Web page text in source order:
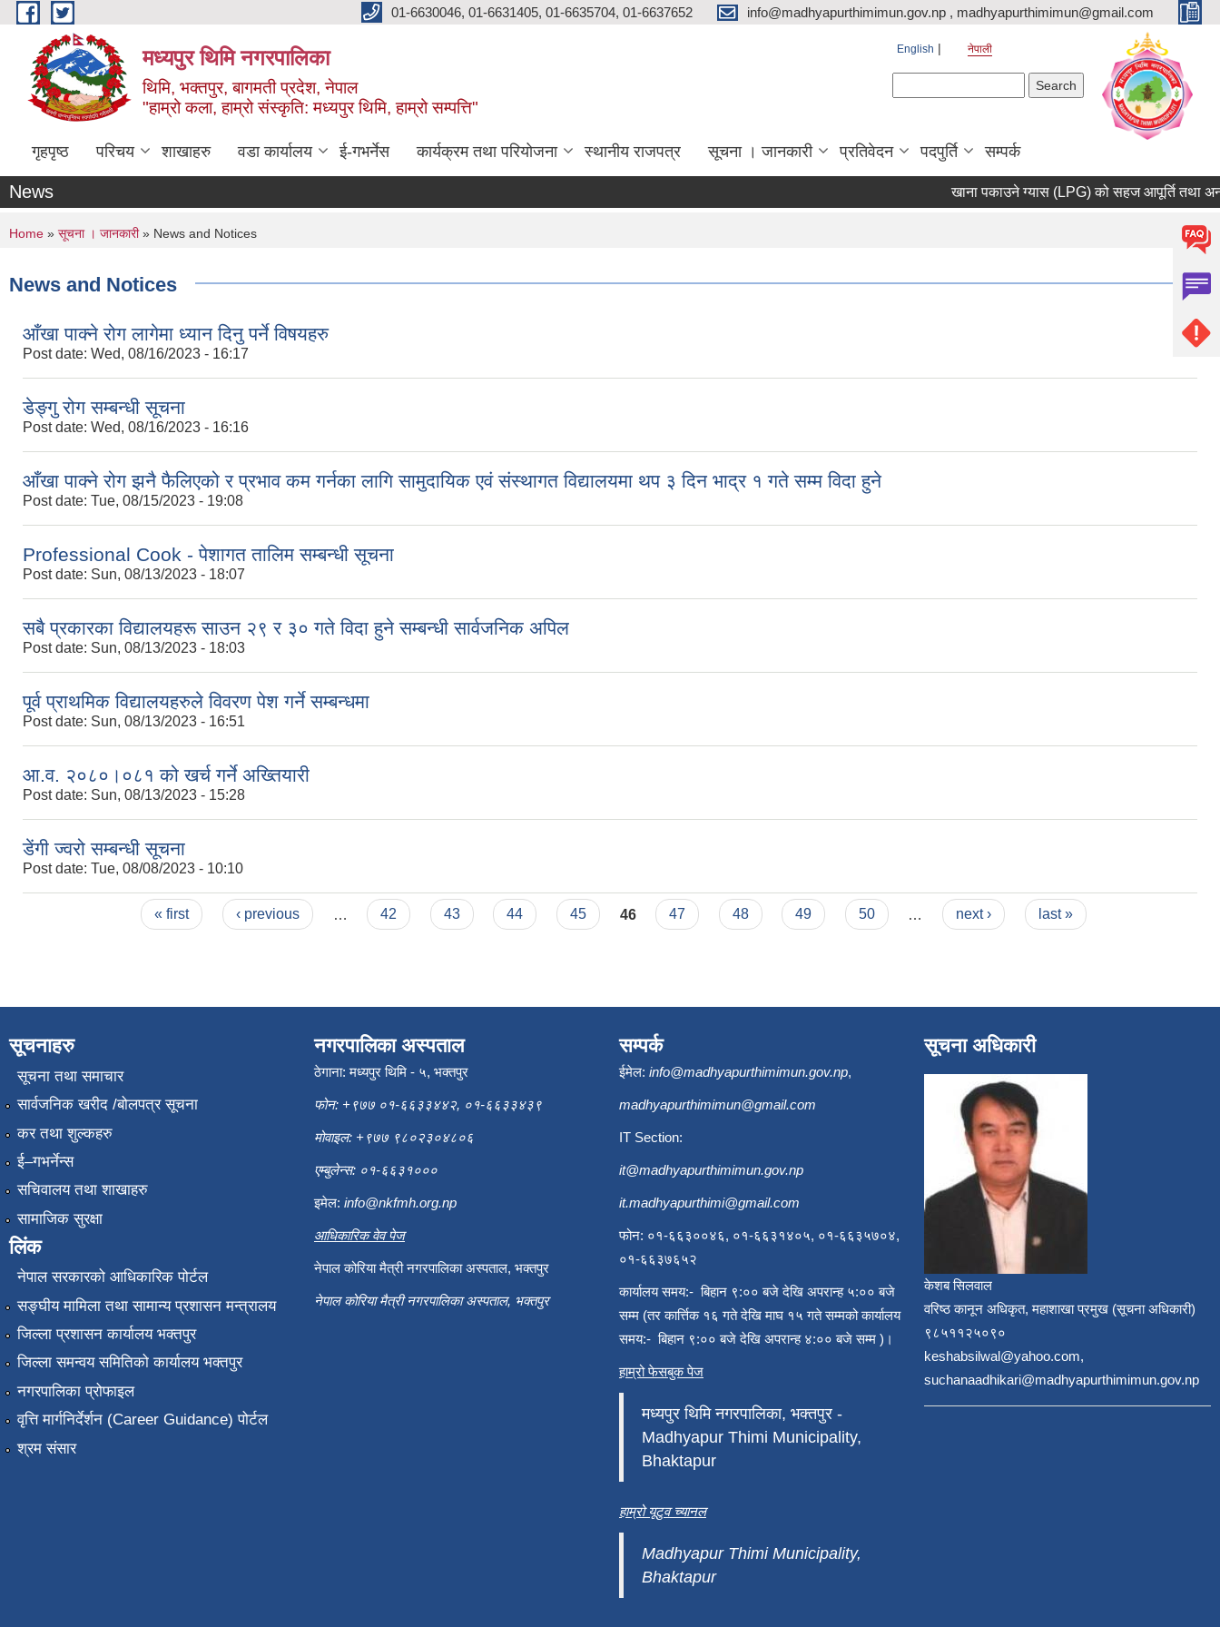
Skip to main content 01-6630046, 01-6631405, 01-6635704, 01-6637652 info@madhyapurthimimun.gov.np , madhyapurthimimun@gmail.com
मध्यपुर थिमि नगरपालिका
थिमि, भक्तपुर, बागमती प्रदेश, नेपाल
"हाम्रो कला, हाम्रो संस्कृति: मध्यपुर थिमि, हाम्रो सम्पत्ति"
English नेपाली
गृहपृष्ठ परिचय शाखाहरु वडा कार्यालय ई-गभर्नेस कार्यक्रम तथा परियोजना स्थानीय राजपत्र सूचना । जानकारी प्रतिवेदन पदपुर्ति सम्पर्क
News खाना पकाउने ग्यास (LPG) को सहज आपूर्ति तथा
You are here
Home » सूचना । जानकारी» News and Notices
News and Notices
आँखा पाक्ने रोग लागेमा ध्यान दिनु पर्ने विषयहरु
Post date: Wed, 08/16/2023 - 16:17
डेङ्गु रोग सम्बन्धी सूचना
Post date: Wed, 08/16/2023 - 16:16
आँखा पाक्ने रोग झनै फैलिएको र प्रभाव कम गर्नका लागि सामुदायिक एवं संस्थागत विद्यालयमा थप ३ दिन भाद्र १ गते सम्म विदा हुने
Post date: Tue, 08/15/2023 - 19:08
Professional Cook - पेशागत तालिम सम्बन्धी सूचना
Post date: Sun, 08/13/2023 - 18:07
सबै प्रकारका विद्यालयहरू साउन २९ र ३० गते विदा हुने सम्बन्धी सार्वजनिक अपिल
Post date: Sun, 08/13/2023 - 18:03
पूर्व प्राथमिक विद्यालयहरुले विवरण पेश गर्ने सम्बन्धमा
Post date: Sun, 08/13/2023 - 16:51
आ.व. २०८०।०८१ को खर्च गर्ने अख्तियारी
Post date: Sun, 08/13/2023 - 15:28
डेंगी ज्वरो सम्बन्धी सूचना
Post date: Tue, 08/08/2023 - 10:10
« first ‹ previous … 42 43 44 45 46 47 48 49 50 … next › last »
सूचनाहरु
सूचना तथा समाचार
सार्वजनिक खरीद /बोलपत्र सूचना
कर तथा शुल्कहरु
ई–गभर्नेन्स
सचिवालय तथा शाखाहरु
सामाजिक सुरक्षा
लिंक
नेपाल सरकारको आधिकारिक पोर्टल
सङ्‍घीय मामिला तथा सामान्य प्रशासन मन्त्रालय
जिल्ला प्रशासन कार्यालय भक्तपुर
जिल्ला समन्वय समितिको कार्यालय भक्तपुर
नगरपालिका प्रोफाइल
वृत्ति मार्गनिर्देर्शन (Career Guidance) पोर्टल
श्रम संसार
नगरपालिका अस्पताल
ठेगाना: मध्यपुर थिमि - ५, भक्तपुर
फोन: +९७७ ०१-६६३३४४२, ०१-६६३३४३९
मोवाइल: +९७७ ९८०२३०४८०६
एम्बुलेन्स: ०१-६६३१०००
इमेल: info@nkfmh.org.np
आधिकारिक वेव पेज
नेपाल कोरिया मैत्री नगरपालिका अस्पताल, भक्तपुर
नेपाल कोरिया मैत्री नगरपालिका अस्पताल, भक्तपुर
सम्पर्क
ईमेल: info@madhyapurthimimun.gov.np,
madhyapurthimimun@gmail.com
IT Section:
it@madhyapurthimimun.gov.np
it.madhyapurthimi@gmail.com
फोन: ०१-६६३००४६, ०१-६६३१४०५, ०१-६६३५७०४,
०१-६६३७६५२
कार्यालय समय:- बिहान ९:०० बजे देखि अपरान्ह ५:०० बजे
सम्म (तर कार्त्तिक १६ गते देखि माघ १५ गते सम्मको कार्यालय
समय:- बिहान ९:०० बजे देखि अपरान्ह ४:०० बजे सम्म )।
हाम्रो फेसबुक पेज
मध्यपुर थिमि नगरपालिका, भक्तपुर -
Madhyapur Thimi Municipality,
Bhaktapur
हाम्रो यूटुव च्यानल
Madhyapur Thimi Municipality,
Bhaktapur
सूचना अधिकारी
केशब सिलवाल
वरिष्ठ कानून अधिकृत, महाशाखा प्रमुख (सूचना अधिकारी)
९८५११२५०९०
keshabsilwal@yahoo.com,
suchanaadhikari@madhyapurthimimun.gov.np